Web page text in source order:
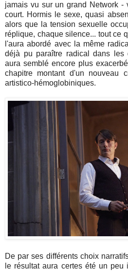
jamais vu sur un grand Network -
court. Hormis le sexe, quasi
alors que la tension sexuelle
réplique, chaque silence... tout ce
l'aura abordé avec la même
déjà pu paraître radical dans les
aura semblé encore plus
chapitre montant d'un nouveau
artistico-hémoglobiniques.
De par ses différents choix
le résultat aura certes été un